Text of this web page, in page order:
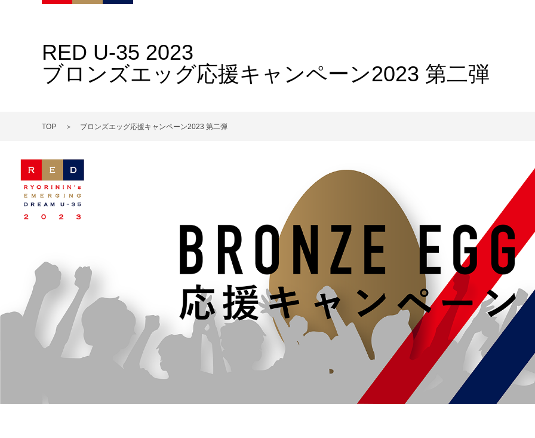
RED U-35 2023
ブロンズエッグ応援キャンペーン2023 第二弾
TOP ブロンズエッグ応援キャンペーン2023 第二弾